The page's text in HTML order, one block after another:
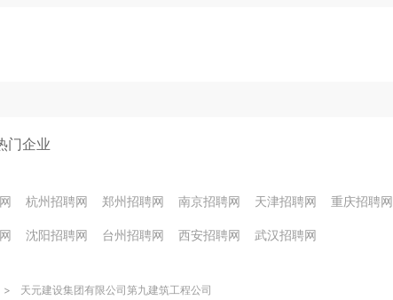
门企业
杭州招聘网 郑州招聘网 南京招聘网 天津招聘网 重庆招聘网
沈阳招聘网 台州招聘网 西安招聘网 武汉招聘网
> 天元建设集团有限公司第九建筑工程公司